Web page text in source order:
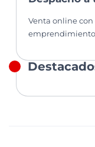
Venta online con